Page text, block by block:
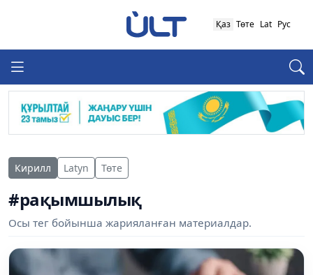
Қаз Төте Lat Рус
Кирилл Latyn Төте
#рақымшылық
Осы тег бойынша жарияланған материалдар.